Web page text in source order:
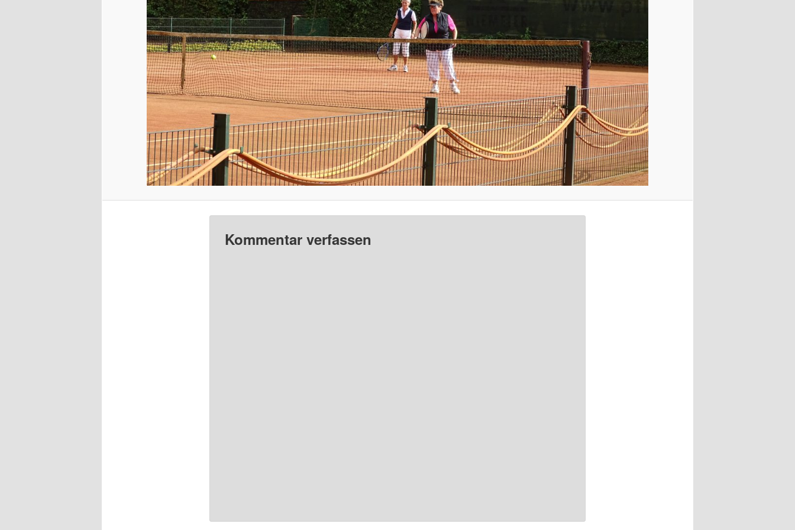
Kommentar verfassen